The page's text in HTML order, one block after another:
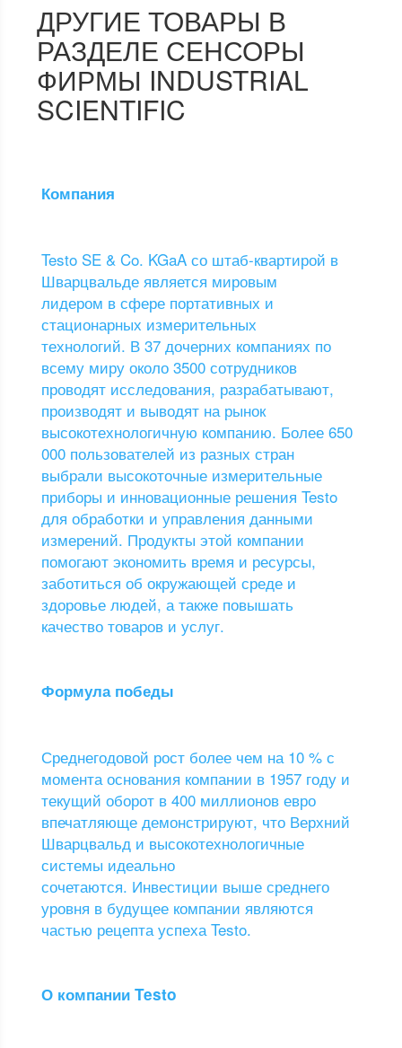
ДРУГИЕ ТОВАРЫ В
РАЗДЕЛЕ СЕНСОРЫ
ФИРМЫ INDUSTRIAL
SCIENTIFIC
Компания
Testo SE & Co. KGaA со штаб-квартирой в
Шварцвальде является мировым
лидером в сфере портативных и
стационарных измерительных
технологий. В 37 дочерних компаниях по
всему миру около 3500 сотрудников
проводят исследования, разрабатывают,
производят и выводят на рынок
высокотехнологичную компанию. Более 650
000 пользователей из разных стран
выбрали высокоточные измерительные
приборы и инновационные решения Testo
для обработки и управления данными
измерений. Продукты этой компании
помогают экономить время и ресурсы,
заботиться об окружающей среде и
здоровье людей, а также повышать
качество товаров и услуг.
Формула победы
Среднегодовой рост более чем на 10 % с
момента основания компании в 1957 году и
текущий оборот в 400 миллионов евро
впечатляюще демонстрируют, что Верхний
Шварцвальд и высокотехнологичные
системы идеально
сочетаются. Инвестиции выше среднего
уровня в будущее компании являются
частью рецепта успеха Testo.
О компании Testo